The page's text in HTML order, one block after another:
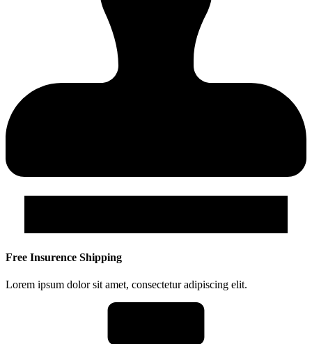
Free Insurence Shipping
Lorem ipsum dolor sit amet, consectetur adipiscing elit.